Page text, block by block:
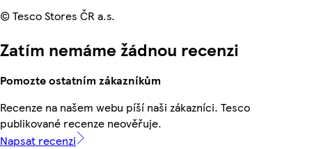
© Tesco Stores ČR a.s.
Zatím nemáme žádnou recenzi
Pomozte ostatním zákazníkům
Recenze na našem webu píší naši zákazníci. Tesco
publikované recenze neověřuje.
Napsat recenzi